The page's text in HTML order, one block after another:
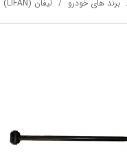
برند های خودرو لیفان (LIFAN)